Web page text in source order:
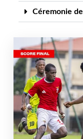
Céremonie